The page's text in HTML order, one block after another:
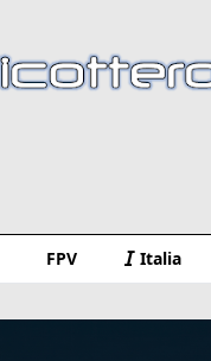
FPV Italia